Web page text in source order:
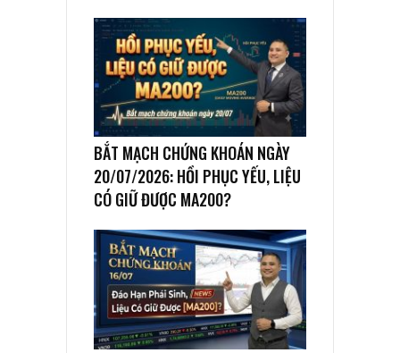
BẮT MẠCH CHỨNG KHOÁN NGÀY
20/07/2026: HỒI PHỤC YẾU, LIỆU
CÓ GIỮ ĐƯỢC MA200?